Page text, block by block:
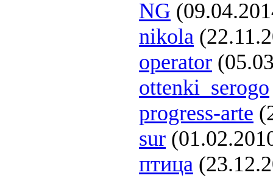
NG
nikola
operator
ottenki_serogo
progress-arte
sur
птица